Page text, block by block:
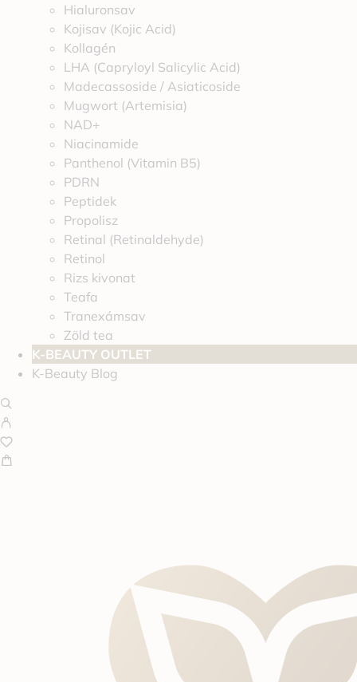
Hialuronsav
Kojisav (Kojic Acid)
Kollagén
LHA (Capryloyl Salicylic Acid)
Madecassoside / Asiaticoside
Mugwort (Artemisia)
NAD+
Niacinamide
Panthenol (Vitamin B5)
PDRN
Peptidek
Propolisz
Retinal (Retinaldehyde)
Retinol
Rizs kivonat
Teafa
Tranexámsav
Zöld tea
K-BEAUTY OUTLET
K-Beauty Blog